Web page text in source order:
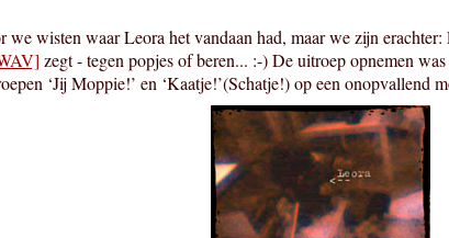
we wisten waar Leora het vandaan had, maar we zijn
zegt - tegen popjes of beren... :-) De uitroep opnemen
‘Jij Moppie!’ en ‘Kaatje!’(Schatje!) op een onopvallend